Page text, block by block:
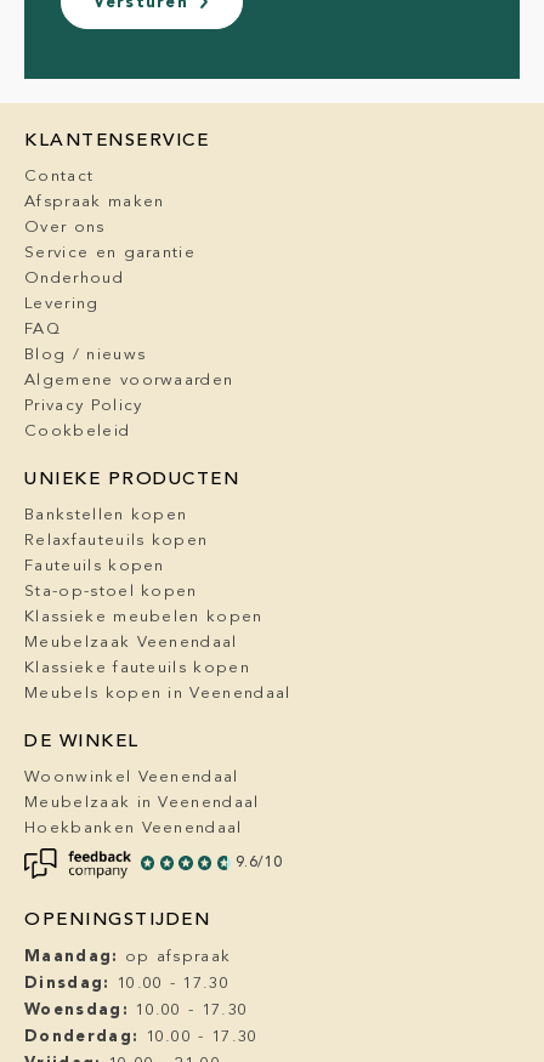
KLANTENSERVICE
Contact
Afspraak maken
Over ons
Service en garantie
Onderhoud
Levering
FAQ
Blog / nieuws
Algemene voorwaarden
Privacy Policy
Cookbeleid
UNIEKE PRODUCTEN
Bankstellen kopen
Relaxfauteuils kopen
Fauteuils kopen
Sta-op-stoel kopen
Klassieke meubelen kopen
Meubelzaak Veenendaal
Klassieke fauteuils kopen
Meubels kopen in Veenendaal
DE WINKEL
Woonwinkel Veenendaal
Meubelzaak in Veenendaal
Hoekbanken Veenendaal
9.6/10
OPENINGSTIJDEN
Maandag: op afspraak
Dinsdag: 10.00 - 17.30
Woensdag: 10.00 - 17.30
Donderdag: 10.00 - 17.30